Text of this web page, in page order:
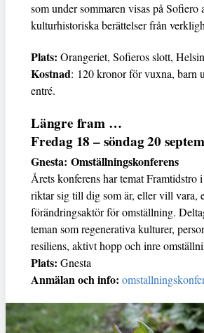
som under sommaren visas på Sofiero
kulturhistoriska berättelser från
Plats: Orangeriet, Sofieros slott,
Kostnad: 120 kronor för vuxna, barn
entré.
Längre fram …
Fredag 18 – söndag 20
Gnesta: Omställningskonferens
Årets konferens har temat Framtidstro
riktar sig till dig som är, eller vill vara,
förändringsaktör för omställning.
teman som regenerativa kulturer,
resiliens, aktivt hopp och inre
Plats: Gnesta
Anmälan och info: